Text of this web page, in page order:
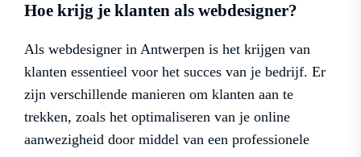
Hoe krijg je klanten als webdesigner?
Als webdesigner in Antwerpen is het krijgen van
klanten essentieel voor het succes van je bedrijf. Er
zijn verschillende manieren om klanten aan te
trekken, zoals het optimaliseren van je online
aanwezigheid door middel van een professionele